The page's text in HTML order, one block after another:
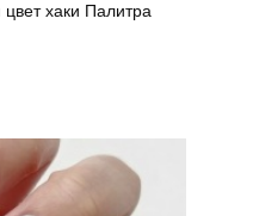
хаки Палитра